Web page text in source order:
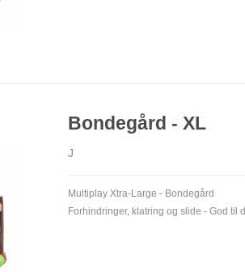
Bondegård - XL
J
Multiplay Xtra-Large - Bondegård
Forhindringer, klatring og slide - God til